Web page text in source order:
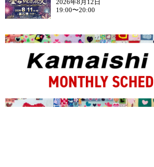
2026年8月12日
19:00〜20:00